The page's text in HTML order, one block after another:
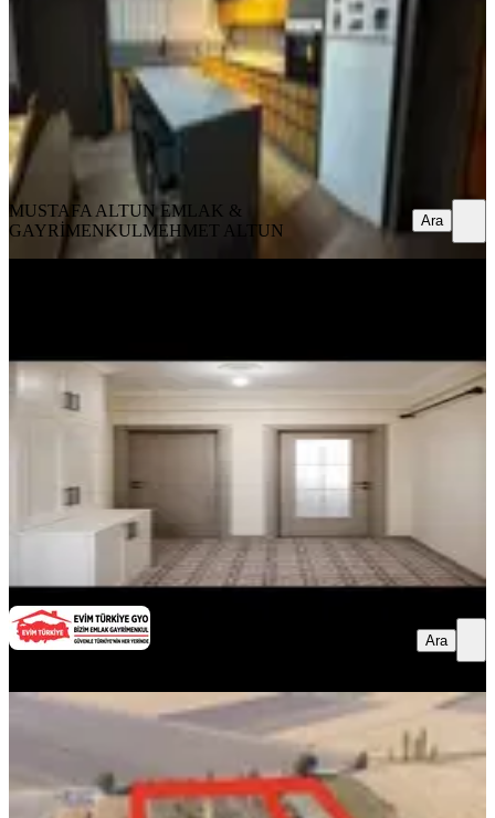
180 m² 21.07.2026
4.750.000 ₺
MUSTAFA ALTUN EMLAK & GAYRİMENKUL
ALTUN
Ara
MUSTAFA ALTUN EMLAK &
GAYRİMENKULMEHMET ALTUN Ara
Çumra, Bardakçı Mahallesi
18.07.2026
3.000.000 ₺
BİZİM EVİM EMLAK GAYRİMENKULTimur Selçuk Açıkgöz
Ara
BALKONLU
Altıncaba'dan Çumra'da 36.570 M²
Meyve Bahçeli Müstakil Ev
Çumra, Alibeyhüyüğü Mahallesi